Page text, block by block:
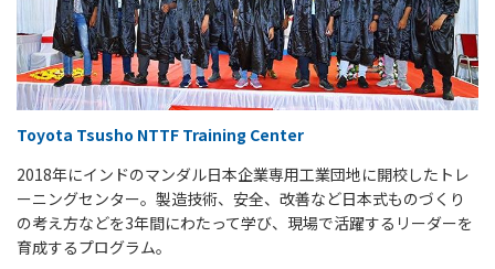
Toyota Tsusho NTTF Training Center
2018年にインドのマンダル日本企業専用工業団地に開校したトレ
ーニングセンター。製造技術、安全、改善など日本式ものづくり
の考え方などを3年間にわたって学び、現場で活躍するリーダーを
育成するプログラム。